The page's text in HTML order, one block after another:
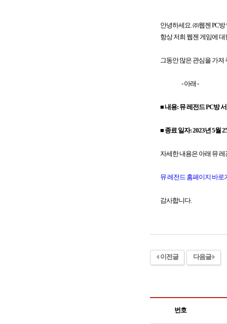
안녕하세요. ㈜웹젠 PC방
항상 저희 웹젠 게임에
그동안 많은 관심을 가져
- 아래 -
■ 내용: 뮤 레전드 PC방
■ 종료 일자:2023년 5월
자세한 내용은 아래 뮤
뮤 레전드 홈페이지 바로
감사합니다.
이전글 다음글
번호